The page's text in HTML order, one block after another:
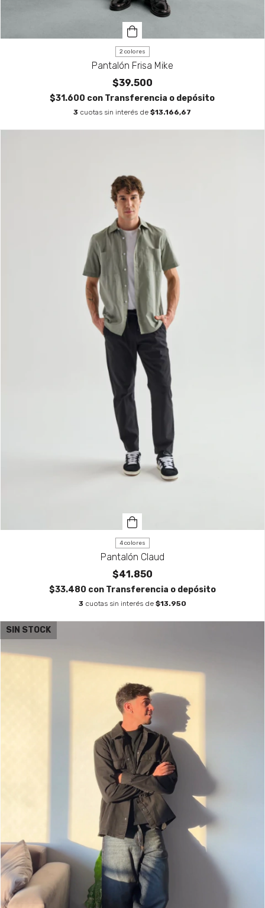
2 colores
Pantalón Frisa Mike
$39.500
$31.600 con Transferencia o depósito
3 cuotas sin interés de $13.166,67
4 colores
Pantalón Claud
$41.850
$33.480 con Transferencia o depósito
3 cuotas sin interés de $13.950
SIN STOCK